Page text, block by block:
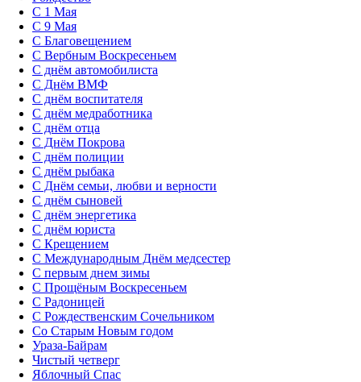
С 1 Мая
С 9 Мая
С Благовещением
С Вербным Воскресеньем
С днём автомобилиста
С Днём ВМФ
С днём воспитателя
С днём медработника
С днём отца
С Днём Покрова
С днём полиции
С днём рыбака
С Днём семьи, любви и верности
С днём сыновей
С днём энергетика
С днём юриста
С Крещением
С Международным Днём медсестер
С первым днем зимы
С Прощёным Воскресеньем
С Радоницей
С Рождественским Сочельником
Со Старым Новым годом
Ураза-Байрам
Чистый четверг
Яблочный Спас